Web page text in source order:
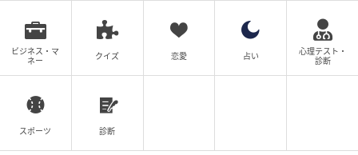
ビジネス・マ
ネー
クイズ 恋愛 占い
心理テスト・
診断
スポーツ 診断